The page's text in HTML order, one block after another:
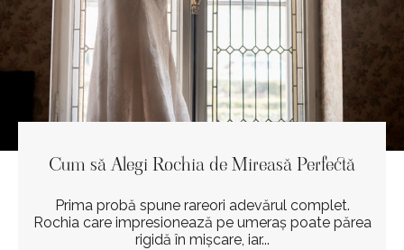
Cum să Alegi Rochia de Mireasă Perfectă
Prima probă spune rareori adevărul complet.
Rochia care impresionează pe umeraș poate părea
rigidă în mișcare, iar...